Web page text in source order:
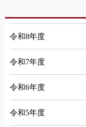
令和8年度
令和7年度
令和6年度
令和5年度